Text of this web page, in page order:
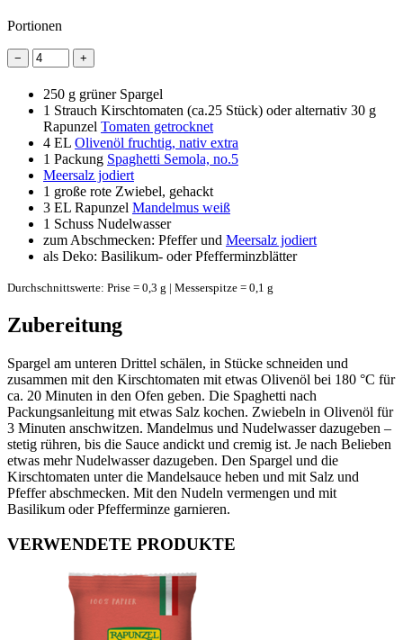
Portionen
− +
250 g grüner Spargel
1 Strauch Kirschtomaten (ca.25 Stück) oder alternativ 30 g
Rapunzel Tomaten getrocknet
4 EL Olivenöl fruchtig, nativ extra
1 Packung Spaghetti Semola, no.5
Meersalz jodiert
1 große rote Zwiebel, gehackt
3 EL Rapunzel Mandelmus weiß
1 Schuss Nudelwasser
zum Abschmecken: Pfeffer und Meersalz jodiert
als Deko: Basilikum- oder Pfefferminzblätter
Durchschnittswerte: Prise = 0,3 g | Messerspitze = 0,1 g
Zubereitung
Spargel am unteren Drittel schälen, in Stücke schneiden und
zusammen mit den Kirschtomaten mit etwas Olivenöl bei 180 °C für
ca. 20 Minuten in den Ofen geben. Die Spaghetti nach
Packungsanleitung mit etwas Salz kochen. Zwiebeln in Olivenöl für
3 Minuten anschwitzen. Mandelmus und Nudelwasser dazugeben –
stetig rühren, bis die Sauce andickt und cremig ist. Je nach Belieben
etwas mehr Nudelwasser dazugeben. Den Spargel und die
Kirschtomaten unter die Mandelsauce heben und mit Salz und
Pfeffer abschmecken. Mit den Nudeln vermengen und mit
Basilikum oder Pfefferminze garnieren.
VERWENDETE PRODUKTE